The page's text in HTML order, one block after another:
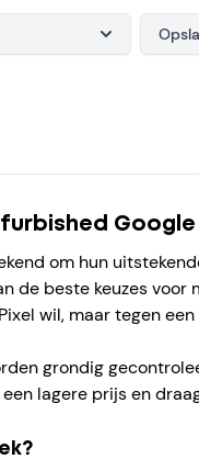
Google
om hun
de beste keuzes
wil, maar tegen
grondig
lagere prijs en